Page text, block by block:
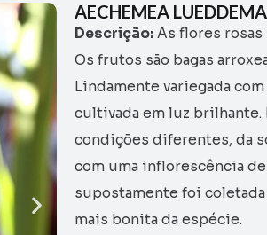
AECHEMEA
Descrição: As flores
Os frutos são bagas
Lindamente variegada
cultivada em luz brilhante.
condições diferentes, da
com uma inflorescência
supostamente foi
mais bonita da espécie.